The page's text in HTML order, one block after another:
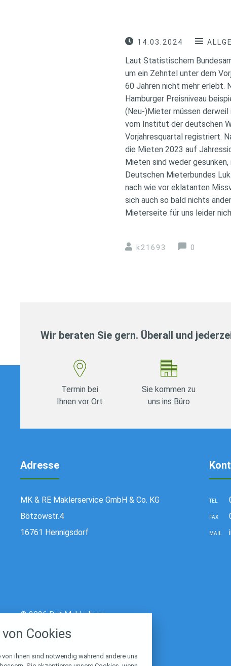
14.03.2024
Laut Statistischem
um ein Zehntel unter dem
60 Jahren nicht mehr erlebt.
Hamburger Preisniveau
(Neu-)Mieter müssen
vom Institut der deutschen
Vorjahresquartal registriert.
die Mieten 2023 auf
Mieten sind weder
Deutschen Mieterbundes
nach wie vor eklatanten
sich auch so bald nichts
Mieterseite für uns leider
k21693 0
Wir beraten Sie gern. Überall und
Termin bei
Ihnen vor Ort
Sie kommen zu
uns ins Büro
Adresse
MK & RE Maklerservice GmbH & Co. KG
Bötzowstr.4
16761 Hennigsdorf
TEL
FAX
MAIL
© 2026 Dat Maklerhuus
Cookies
ihnen sind notwendig während andere uns
akzeptieren oder zu blockieren.
Notwendig